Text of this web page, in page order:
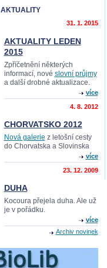
AKTUALITY
31. 1. 2015
AKTUALITY LEDEN
2015
Zpříčetnění některých
informací, nové slovní průjmy
a další drobné aktualizace.
více
4. 8. 2012
CHORVATSKO 2012
Nová galerie z letošní cesty
do Chorvatska a Slovinska
více
23. 12. 2009
DUHA
Kocoura přejela duha. Ale už
je v pořádku.
více
Archiv novinek